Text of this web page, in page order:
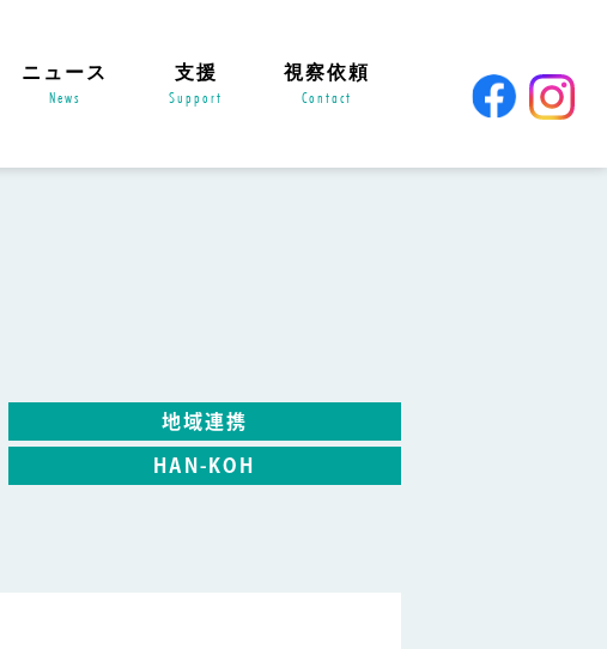
ニュース
News
支援
Support
視察依頼
Contact
地域連携
HAN-KOH